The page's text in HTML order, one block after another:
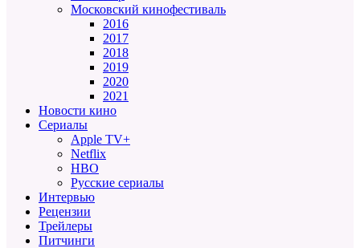
Московский кинофестиваль
2016
2017
2018
2019
2020
2021
Новости кино
Сериалы
Apple TV+
Netflix
HBO
Русские сериалы
Интервью
Рецензии
Трейлеры
Питчинги